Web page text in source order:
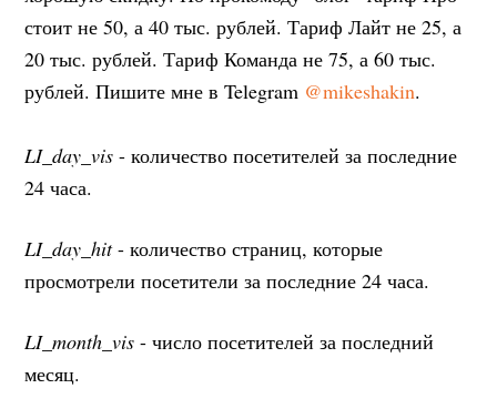
стоит не 50, а 40 тыс. рублей. Тариф Лайт не 25, а
20 тыс. рублей. Тариф Команда не 75, а 60 тыс.
рублей. Пишите мне в Telegram @mikeshakin.
LI_day_vis - количество посетителей за последние
24 часа.
LI_day_hit- количество страниц, которые
просмотрели посетители за последние 24 часа.
LI_month_vis - число посетителей за последний
месяц.